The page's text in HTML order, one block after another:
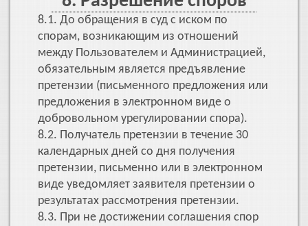
8.1. До обращения в суд с иском по
спорам, возникающим из отношений
между Пользователем и Администрацией,
обязательным является предъявление
претензии (письменного предложения или
предложения в электронном виде о
добровольном урегулировании спора).
8.2. Получатель претензии в течение 30
календарных дней со дня получения
претензии, письменно или в электронном
виде уведомляет заявителя претензии о
результатах рассмотрения претензии.
8.3. При не достижении соглашения спор